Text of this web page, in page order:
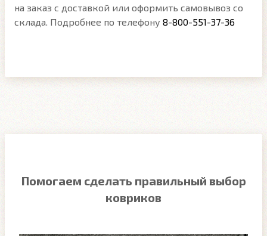
на заказ с доставкой или оформить самовывоз со
склада. Подробнее по телефону 8-800-551-37-36
Помогаем сделать правильный выбор
ковриков